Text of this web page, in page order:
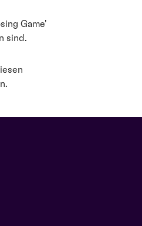
Game'
sind.